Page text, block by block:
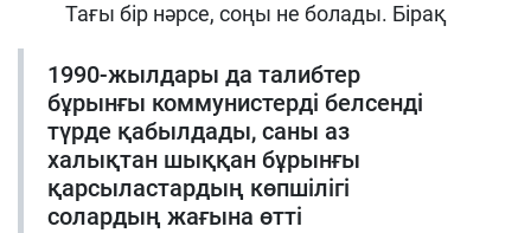
Тағы бір нәрсе, соңы не болады. Бірақ
1990-жылдары да талибтер
бұрынғы коммунистерді белсенді
түрде қабылдады, саны аз
халықтан шыққан бұрынғы
қарсыластардың көпшілігі
солардың жағына өтті